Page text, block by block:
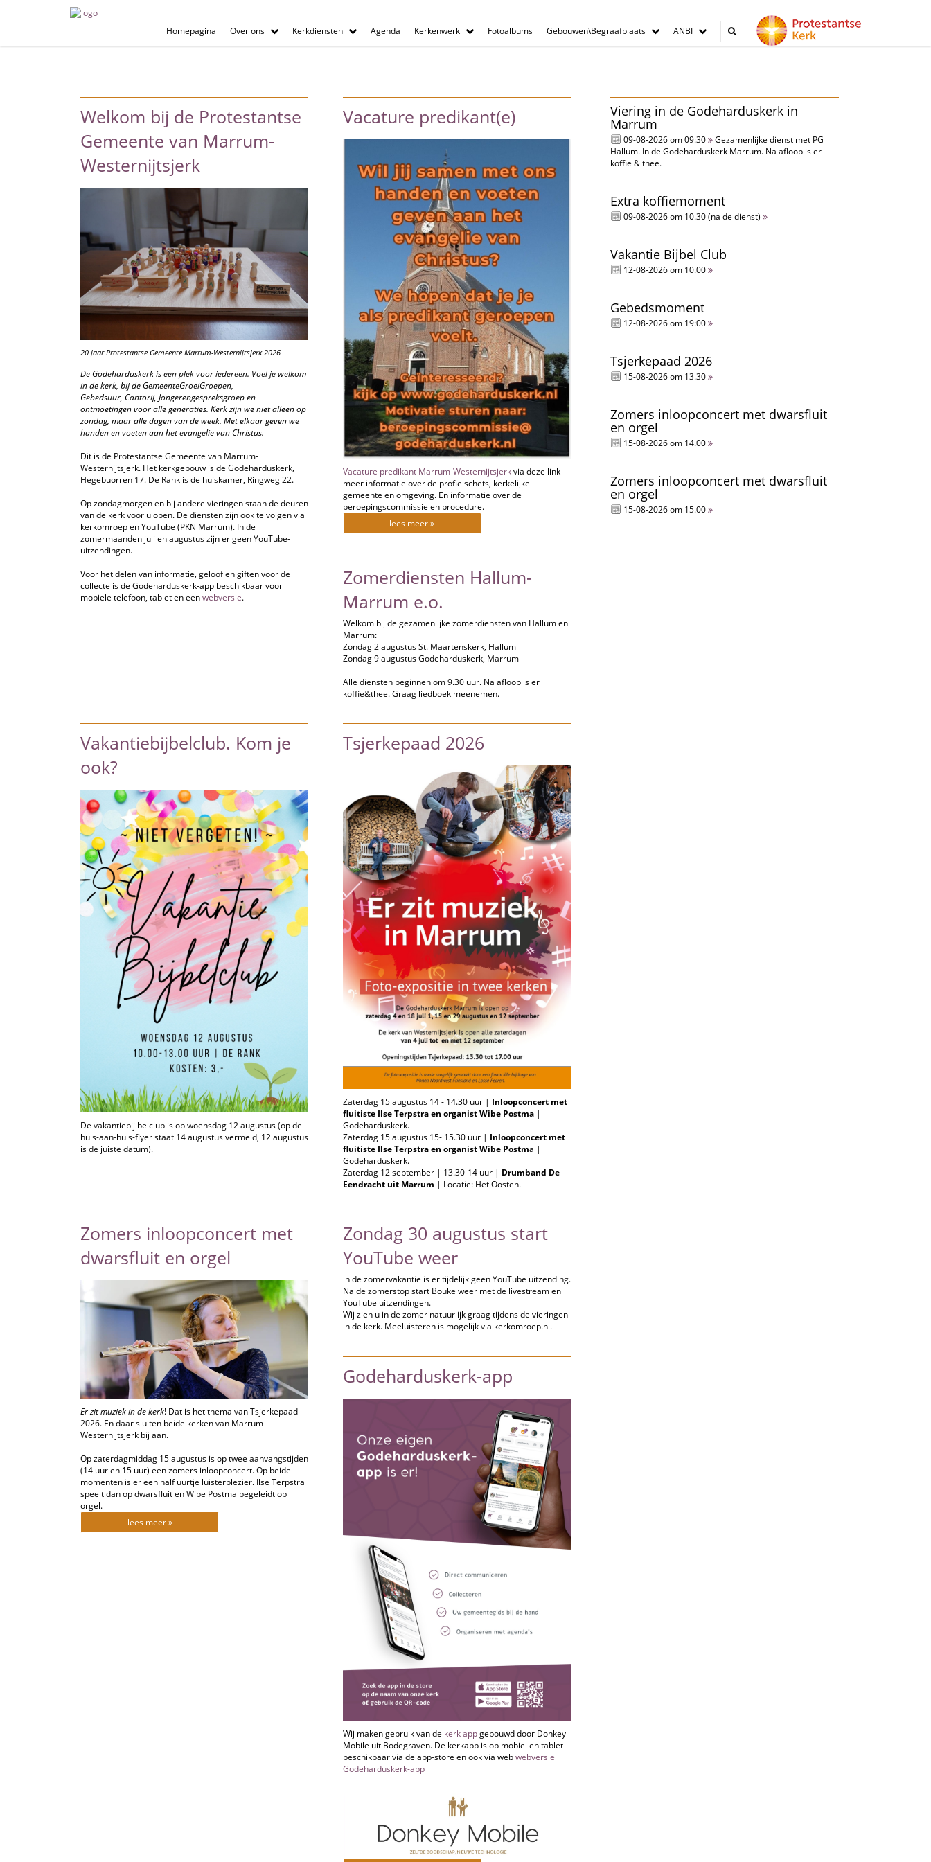
Homepagina Over ons Kerkdiensten Agenda Kerkenwerk Fotoalbums Gebouwen\Begraafplaats ANBI
Welkom bij de Protestantse
Gemeente van Marrum-
Westernijtsjerk
20 jaar Protestantse Gemeente Marrum-Westernijtsjerk 2026
De Godeharduskerk is een plek voor iedereen. Voel je welkom
in de kerk, bij de GemeenteGroeiGroepen,
Gebedsuur, Cantorij, Jongerengespreksgroep en
ontmoetingen voor alle generaties. Kerk zijn we niet alleen op
zondag, maar alle dagen van de week. Met elkaar geven we
handen en voeten aan het evangelie van Christus.
Dit is de Protestantse Gemeente van Marrum-
Westernijtsjerk. Het kerkgebouw is de Godeharduskerk,
Hegebuorren 17. De Rank is de huiskamer, Ringweg 22.
Op zondagmorgen en bij andere vieringen staan de deuren
van de kerk voor u open. De diensten zijn ook te volgen via
kerkomroep en YouTube (PKN Marrum). In de
zomermaanden juli en augustus zijn er geen YouTube-
uitzendingen.
Voor het delen van informatie, geloof en giften voor de
collecte is de Godeharduskerk-app beschikbaar voor
mobiele telefoon, tablet en eenwebversie.
Vacature predikant(e)
Vacature predikant Marrum-Westernijtsjerkvia deze link
meer informatie over de profielschets, kerkelijke
gemeente en omgeving. En informatie over de
beroepingscommissie en procedure.
lees meer »
Zomerdiensten Hallum-
Marrum e.o.
Welkom bij de gezamenlijke zomerdiensten van Hallum en
Marrum:
Zondag 2 augustus St. Maartenskerk, Hallum
Zondag 9 augustus Godeharduskerk, Marrum
Alle diensten beginnen om 9.30 uur. Na afloop is er
koffie&thee. Graag liedboek meenemen.
Vakantiebijbelclub. Kom je
ook?
De vakantiebijlbelclub is op woensdag 12 augustus (op de
huis-aan-huis-flyer staat 14 augustus vermeld, 12 augustus
is de juiste datum).
Tsjerkepaad 2026
Zaterdag 15 augustus 14 - 14.30 uur | Inloopconcert met
fluitiste Ilse Terpstra en organist Wibe Postma|
Godeharduskerk.
Zaterdag 15 augustus 15- 15.30 uur | Inloopconcert met
fluitiste Ilse Terpstra en organist Wibe Postma |
Godeharduskerk.
Zaterdag 12 september | 13.30-14 uur | Drumband De
Eendracht uit Marrum | Locatie: Het Oosten.
Zomers inloopconcert met
dwarsfluit en orgel
Er zit muziek in de kerk! Dat is het thema van Tsjerkepaad
2026. En daar sluiten beide kerken van Marrum-
Westernijtsjerk bij aan.
Op zaterdagmiddag 15 augustus is op twee aanvangstijden
(14 uur en 15 uur) een zomers inloopconcert. Op beide
momenten is er een half uurtje luisterplezier. Ilse Terpstra
speelt dan op dwarsfluit en Wibe Postma begeleidt op
orgel.
lees meer »
Zondag 30 augustus start
YouTube weer
in de zomervakantie is er tijdelijk geen YouTube uitzending.
Na de zomerstop start Bouke weer met de livestream en
YouTube uitzendingen.
Wij zien u in de zomer natuurlijk graag tijdens de vieringen
in de kerk. Meeluisteren is mogelijk via kerkomroep.nl.
Godeharduskerk-app
Wij maken gebruik van de kerk appgebouwd door Donkey
Mobile uit Bodegraven. De kerkapp is op mobiel en tablet
beschikbaar via de app-store en ook via webwebversie
Godeharduskerk-app
Viering in de Godeharduskerk in
Marrum
09-08-2026 om 09:30 Gezamenlijke dienst met PG
Hallum. In de Godeharduskerk Marrum. Na afloop is er
koffie & thee.
Extra koffiemoment
09-08-2026 om 10.30 (na de dienst)
Vakantie Bijbel Club
12-08-2026 om 10.00
Gebedsmoment
12-08-2026 om 19:00
Tsjerkepaad 2026
15-08-2026 om 13.30
Zomers inloopconcert met dwarsfluit
en orgel
15-08-2026 om 14.00
Zomers inloopconcert met dwarsfluit
en orgel
15-08-2026 om 15.00